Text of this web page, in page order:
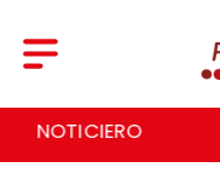
NOTICIERO